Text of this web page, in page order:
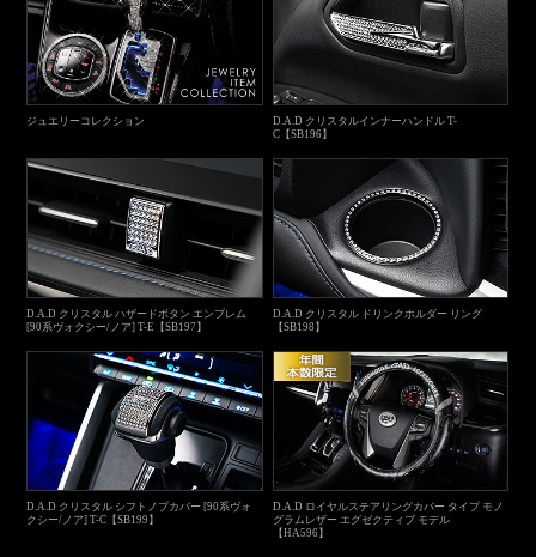
ジュエリーコレクション
D.A.D クリスタルインナーハンドル T-
C【SB196】
D.A.D クリスタル ハザードボタン エンブレム
[90系ヴォクシー/ノア] T-E【SB197】
D.A.D クリスタル ドリンクホルダー リング
【SB198】
D.A.D クリスタル シフトノブカバー [90系ヴォ
クシー/ノア] T-C【SB199】
D.A.D ロイヤルステアリングカバー タイプ モノ
グラムレザー エグゼクティブ モデル
【HA596】